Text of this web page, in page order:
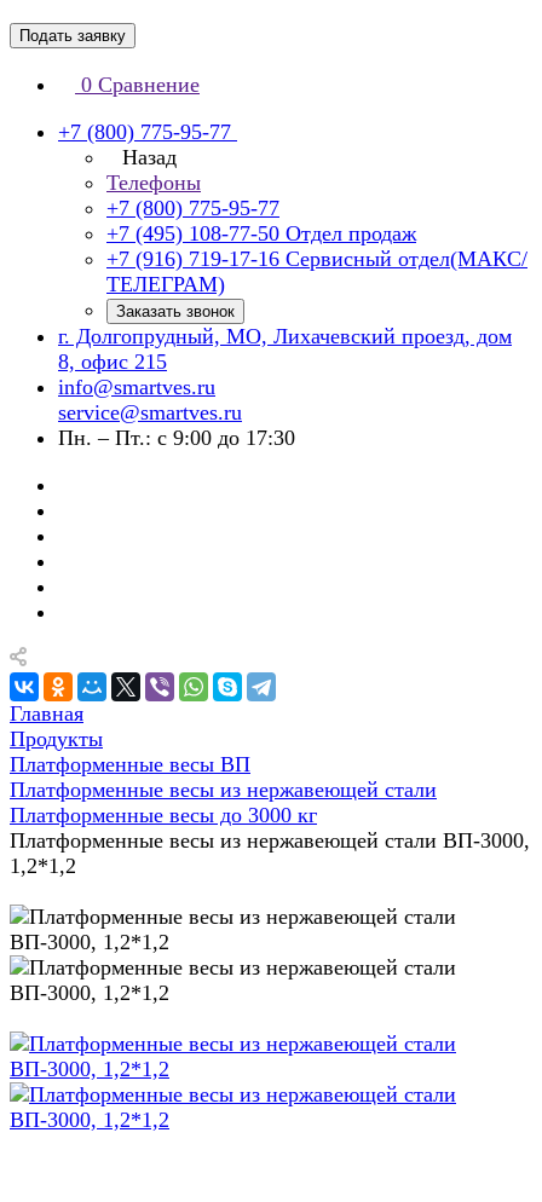
Подать заявку
0 Сравнение
+7 (800) 775-95-77
Назад
Телефоны
+7 (800) 775-95-77
+7 (495) 108-77-50 Отдел продаж
+7 (916) 719-17-16 Сервисный отдел(МАКС/
ТЕЛЕГРАМ)
Заказать звонок
г. Долгопрудный, МО, Лихачевский проезд, дом
8, офис 215
info@smartves.ru
service@smartves.ru
Пн. – Пт.: с 9:00 до 17:30
Главная
Продукты
Платформенные весы ВП
Платформенные весы из нержавеющей стали
Платформенные весы до 3000 кг
Платформенные весы из нержавеющей стали ВП-3000,
1,2*1,2